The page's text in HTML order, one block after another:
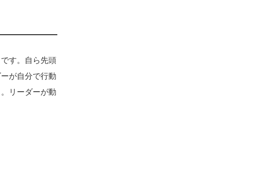
す。自ら先頭
が自分で行動
リーダーが動